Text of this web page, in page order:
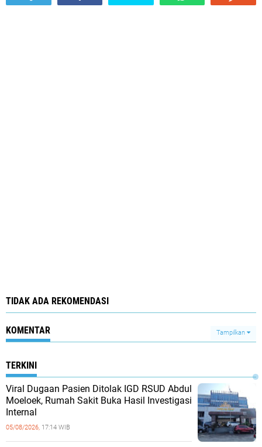
TIDAK ADA REKOMENDASI
KOMENTAR Tampilkan
TERKINI
Viral Dugaan Pasien Ditolak IGD RSUD Abdul
Moeloek, Rumah Sakit Buka Hasil Investigasi
Internal
05/08/2026, 17:14 WIB